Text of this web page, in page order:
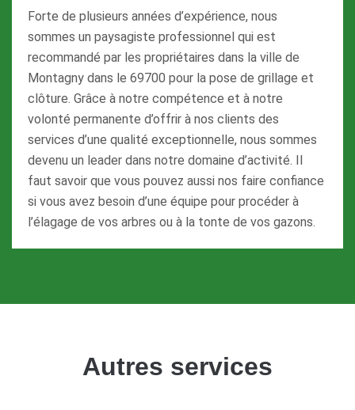
Forte de plusieurs années d’expérience, nous
sommes un paysagiste professionnel qui est
recommandé par les propriétaires dans la ville de
Montagny dans le 69700 pour la pose de grillage et
clôture. Grâce à notre compétence et à notre
volonté permanente d’offrir à nos clients des
services d’une qualité exceptionnelle, nous sommes
devenu un leader dans notre domaine d’activité. Il
faut savoir que vous pouvez aussi nos faire confiance
si vous avez besoin d’une équipe pour procéder à
l’élagage de vos arbres ou à la tonte de vos gazons.
Autres services